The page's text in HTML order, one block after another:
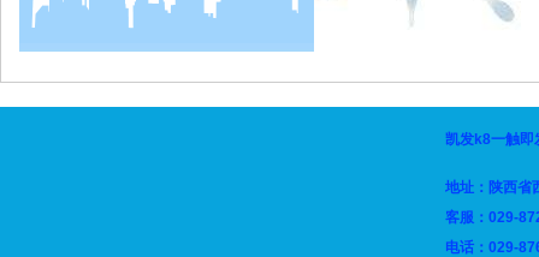
凯发k8一触即
地址：陕西省
客服：
电话：029-